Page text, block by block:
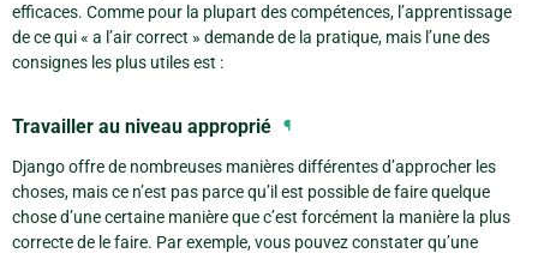
efficaces. Comme pour la plupart des compétences, l’apprentissage
de ce qui « a l’air correct » demande de la pratique, mais l’une des
consignes les plus utiles est :
Travailler au niveau approprié ¶
Django offre de nombreuses manières différentes d’approcher les
choses, mais ce n’est pas parce qu’il est possible de faire quelque
chose d’une certaine manière que c’est forcément la manière la plus
correcte de le faire. Par exemple, vous pouvez constater qu’une